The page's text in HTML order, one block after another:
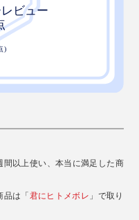
間以上使い、本当に満足した商
は「 君にヒトメボレ 」で取り